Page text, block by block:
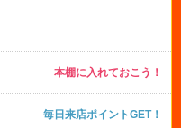
本棚に入れておこう！
毎日来店ポイントGET！